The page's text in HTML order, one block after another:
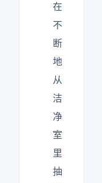
在
不
断
地
从
洁
净
室
里
抽